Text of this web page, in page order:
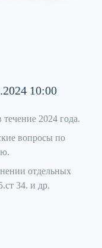
10:00
2024 года.
вопросы по
отдельных
34. и др.